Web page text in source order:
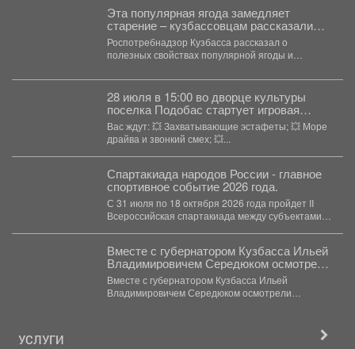
Эта популярная ягода замедляет
старение – кузбассовцам рассказали
неожиданное
Роспотребнадзор Кузбасса рассказал о
полезных свойствах популярной ягоды и
28 июля в 15:00 во дворце культуры
поселка Подобас стартует игровая
программа «Первые во дворе».
Вас ждут: 💥 Захватывающие эстафеты; 💥 Море
драйва и звонкий смех; 💥...
Спартакиада народов России - главное
спортивное событие 2026 года.
С 31 июля по 18 октября 2026 года пройдет II
Всероссийская спартакиада между субъектами
Вместе с губернатором Кузбасса Ильей
Владимировичем Середюком осмотрели
строительные площадки на территории
комплексного развития в заискитимской
части города Кемерово
Вместе с губернатором Кузбасса Ильей
Владимировичем Середюком осмотрели
УСЛУГИ